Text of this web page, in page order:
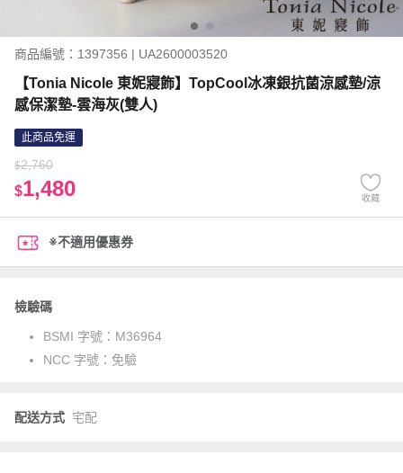
商品編號：1397356 | UA2600003520
【Tonia Nicole 東妮寢飾】TopCool冰凍銀抗菌涼感墊/涼
感保潔墊-雲海灰(雙人)
此商品免運
$2,760
$1,480 收藏
※不適用優惠券
檢驗碼
BSMI 字號： M36964
NCC 字號： 免驗
配送方式 宅配